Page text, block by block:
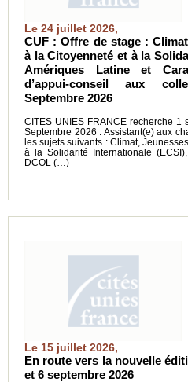
Le 24 juillet 2026,
CUF : Offre de stage :
à la Citoyenneté et à la
Amériques Latine et
d’appui-conseil aux
Septembre 2026
CITES UNIES FRANCE recherche
Septembre 2026 : Assistant(e) aux
les sujets suivants : Climat,
à la Solidarité Internationale
DCOL (…)
Le 15 juillet 2026,
En route vers la nouvelle
et 6 septembre 2026